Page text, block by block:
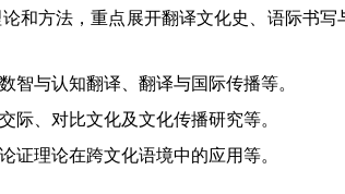
和方法，重点展开翻译文化史、语际书写
与认知翻译、翻译与国际传播等。
、对比文化及文化传播研究等。
理论在跨文化语境中的应用等。